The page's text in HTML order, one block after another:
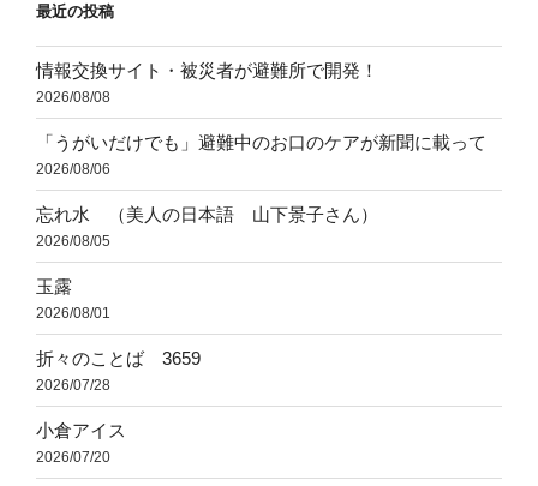
ン
最近の投稿
情報交換サイト・被災者が避難所で開発！
2026/08/08
「うがいだけでも」避難中のお口のケアが新聞に載って
2026/08/06
忘れ水 （美人の日本語 山下景子さん）
2026/08/05
玉露
2026/08/01
折々のことば 3659
2026/07/28
小倉アイス
2026/07/20